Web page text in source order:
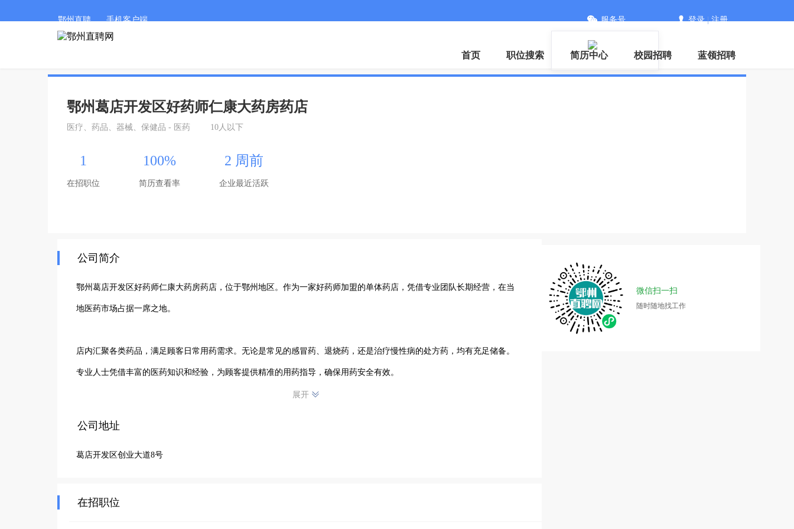
鄂州直聘 手机客户端 服务号 登录|注册
首页 职位搜索 简历中心 校园招聘 蓝领招聘
鄂州葛店开发区好药师仁康大药房药店
医疗、药品、器械、保健品 - 医药 10人以下
1
在招职位
100%
简历查看率
2 周前
企业最近活跃
公司简介
鄂州葛店开发区好药师仁康大药房药店，位于鄂州地区。作为一家好药师加盟的单体药店，凭借专业团队长期经营，在当
地医药市场占据一席之地。
店内汇聚各类药品，满足顾客日常用药需求。无论是常见的感冒药、退烧药，还是治疗慢性病的处方药，均有充足储备。
专业人士凭借丰富的医药知识和经验，为顾客提供精准的用药指导，确保用药安全有效。
解答。未来，鄂州葛店开发区好药师仁康大药房药店将继续深耕医药领域，不断提升服务质量，为当地居民的健康保驾护
展开
公司地址
葛店开发区创业大道8号
在招职位
微信扫一扫
随时随地找工作